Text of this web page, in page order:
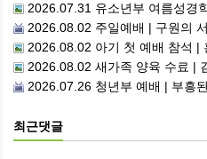
2026.07.31 유소년부 여름성경
2026.08.02 주일예배 | 구원의 서정(2)부
2026.08.02 아기 첫 예배 참석 | 홍도영, 홍찬
2026.08.02 새가족 양육 수료 |
2026.07.26 청년부 예배 | 부흥
최근댓글